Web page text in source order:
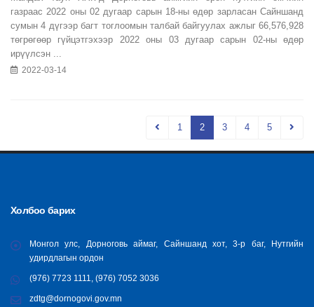
газраас 2022 оны 02 дугаар сарын 18-ны өдөр зарласан Сайншанд
сумын 4 дүгээр багт тоглоомын талбай байгуулах ажлыг 66,576,928
төгрөгөөр гүйцэтгэхээр 2022 оны 03 дугаар сарын 02-ны өдөр
ирүүлсэн ...
2022-03-14
1 2 3 4 5
Холбоо барих
Монгол улс, Дорноговь аймаг, Сайншанд хот, 3-р баг, Нутгийн
удирдлагын ордон
(976) 7723 1111, (976) 7052 3036
zdtg@dornogovi.gov.mn